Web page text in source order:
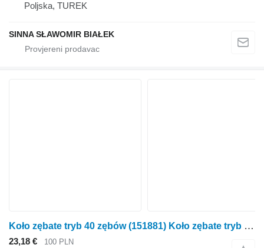
Poljska, TUREK
SINNA SŁAWOMIR BIAŁEK
Koło zębate tryb 40 zębów (151881) Koło zębate tryb Claas Arion 450 - 40 zębów (151881) za Claas Arion 450 traktora točkaša
23,18 € 100 PLN